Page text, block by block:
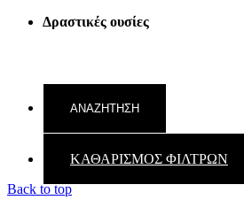
Δραστικές ουσίες
ΚΑΘΑΡΙΣΜΟΣ ΦΙΛΤΡΩΝ
Back to top